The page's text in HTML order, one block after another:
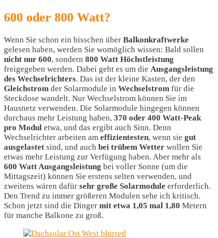
600 oder 800 Watt?
Wenn Sie schon ein bisschen über Balkonkraftwerke
gelesen haben, werden Sie womöglich wissen: Bald sollen
nicht nur 600, sondern 800 Watt Höchstleistung
freigegeben werden. Dabei geht es um die Ausgangsleistung
des Wechselrichters. Das ist der kleine Kasten, der den
Gleichstrom der Solarmodule in Wechselstrom für die
Steckdose wandelt. Nur Wechselstrom können Sie im
Hausnetz verwenden. Die Solarmodule hingegen können
durchaus mehr Leistung haben, 370 oder 400 Watt-Peak
pro Modul etwa, und das ergibt auch Sinn. Denn
Wechselrichter arbeiten am effizientesten, wenn sie gut
ausgelastet sind, und auch bei trübem Wetter wollen Sie
etwas mehr Leistung zur Verfügung haben. Aber mehr als
600 Watt Ausgangsleistung bei voller Sonne (um die
Mittagszeit) können Sie erstens selten verwenden, und
zweitens wären dafür sehr große Solarmodule erforderlich.
Den Trend zu immer größeren Modulen sehe ich kritisch.
Schon jetzt sind die Dinger mit etwa 1,05 mal 1,80 Metern
für manche Balkone zu groß.